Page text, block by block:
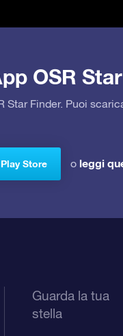
OSR
Finder. Puoi
Store o leggi
Guarda la tua
stella